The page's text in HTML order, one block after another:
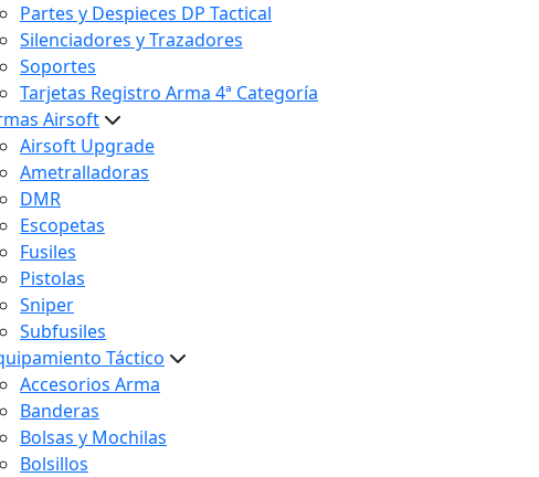
Partes y Despieces DP Tactical
Silenciadores y Trazadores
Soportes
Tarjetas Registro Arma 4ª Categoría
Airsoft
Airsoft Upgrade
Ametralladoras
DMR
Escopetas
Fusiles
Pistolas
Sniper
Subfusiles
Táctico
Accesorios Arma
Banderas
Bolsas y Mochilas
Bolsillos